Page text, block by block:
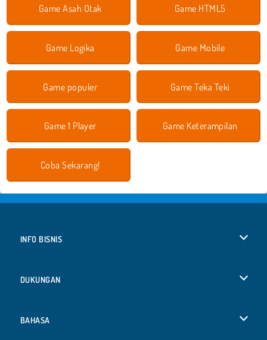
Game Asah Otak Game HTML5
Game Logika Game Mobile
Game populer Game Teka Teki
Game 1 Player Game Keterampilan
Coba Sekarang!
INFO BISNIS
DUKUNGAN
BAHASA